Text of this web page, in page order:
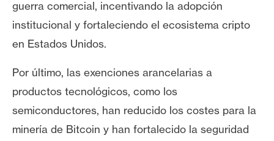
guerra comercial, incentivando la adopción
institucional y fortaleciendo el ecosistema cripto
en Estados Unidos.
Por último, las exenciones arancelarias a
productos tecnológicos, como los
semiconductores, han reducido los costes para la
minería de Bitcoin y han fortalecido la seguridad